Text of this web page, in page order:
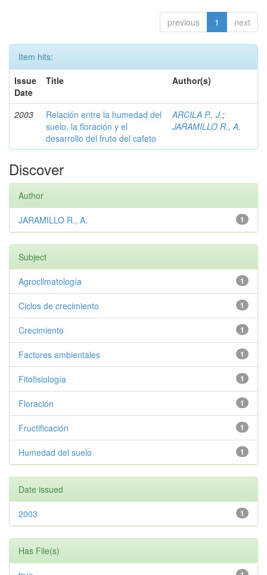
previous 1 next
Item hits:
Issue
Date
Title Author(s)
2003
Relación entre la humedad del
suelo, la floración y el
desarrollo del fruto del cafeto
ARCILA P., J.;
JARAMILLO R., A.
Discover
Author
1
JARAMILLO R., A.
Subject
1
Agroclimatología
1
Ciclos de crecimiento
1
Crecimiento
1
Factores ambientales
1
Fitofisiología
1
Floración
1
Fructificación
1
Humedad del suelo
Date issued
1
2003
Has File(s)